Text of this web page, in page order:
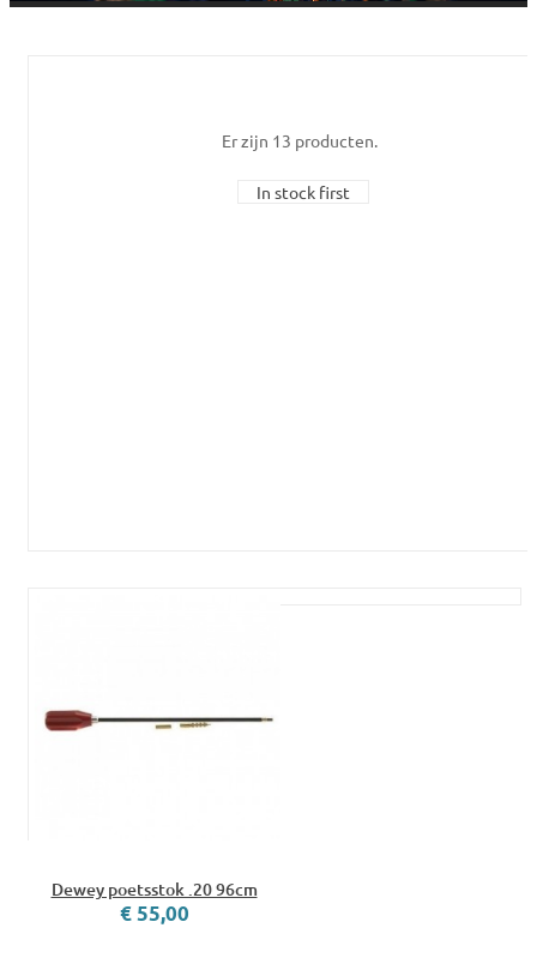
Er zijn 13 producten.
In stock first
Dewey poetsstok .20 96cm
€ 55,00